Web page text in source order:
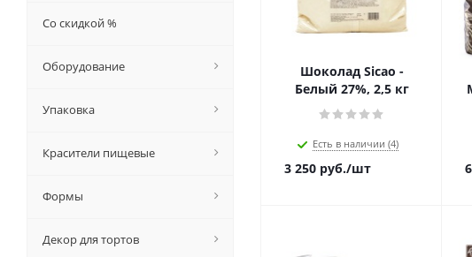
Шоколад Sicao -
Белый 27%, 2,5 кг
Есть в наличии (4)
3 250 руб./шт
Со скидкой %
Оборудование
Упаковка
Красители пищевые
Формы
Декор для тортов